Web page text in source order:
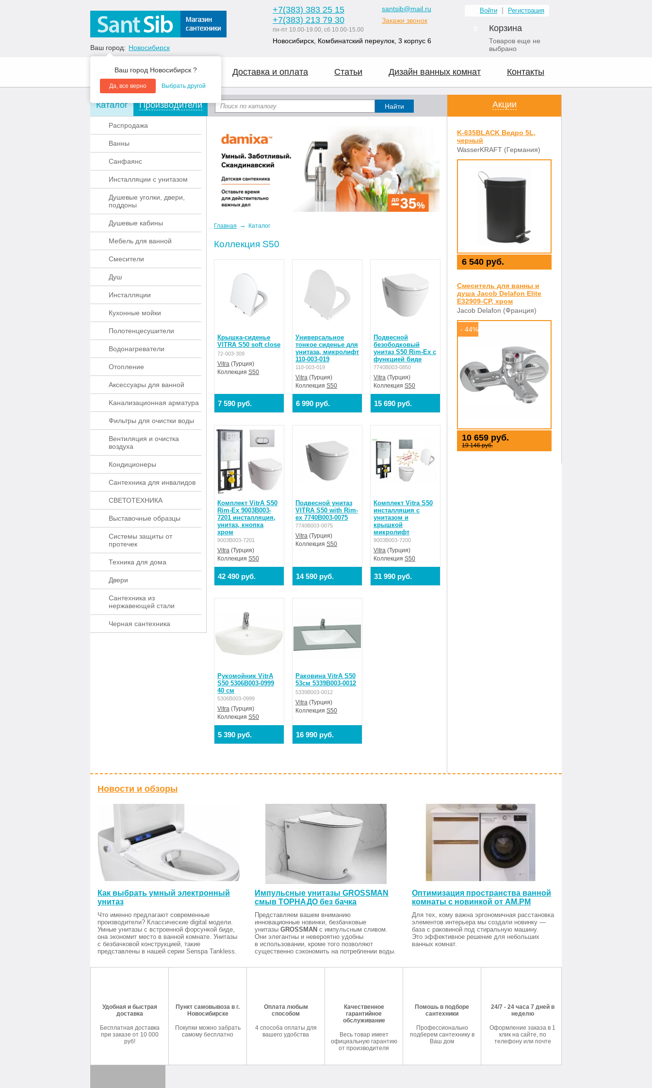
Ваш город: Новосибирск
Ваш город Новосибирск ?
Да, все верно Выбрать другой
+7(383) 383 25 15
+7(383) 213 79 30
пн-пт 10.00-19.00, сб 10.00-15.00
santsib@mail.ru
Закажи звонок
Новосибирск, Комбинатский переулок, 3 корпус 6
Войти Регистрация
Корзина
Товаров еще не
выбрано
О компании Акции Доставка и оплата Статьи Дизайн ванных комнат Контакты
Каталог Производители
Распродажа
Ванны
Санфаянс
Инсталляции с унитазом
Душевые уголки, двери,
поддоны
Душевые кабины
Мебель для ванной
Смесители
Душ
Инсталляции
Кухонные мойки
Полотенцесушители
Водонагреватели
Отопление
Аксессуары для ванной
Kaнaлизaционнaя apматypa
Фильтры для очистки воды
Вентиляция и очистка
воздуха
Кондиционеры
Сантехника для инвалидов
СВЕТОТЕХНИКА
Выставочные образцы
Системы защиты от
протечек
Техника для дома
Двери
Сантехника из
нержавеющей стали
Черная сантехника
Главная → Каталог
Коллекция S50
Крышка-сиденье
VITRA S50 soft close
72-003-309
Vitra (Турция)
Коллекция S50
7 590 руб.
Универсальное
тонкое сиденье для
унитаза, микролифт
110-003-019
110-003-019
Vitra (Турция)
Коллекция S50
6 990 руб.
Подвесной
безободковый
унитаз S50 Rim-Ex с
функцией биде
7740B003-0850
Vitra (Турция)
Коллекция S50
15 690 руб.
Комплект VitrA S50
Rim-Ex 9003B003-
7201 инсталляция,
унитаз, кнопка
хром
9003B003-7201
Vitra (Турция)
Коллекция S50
42 490 руб.
Подвесной унитаз
VITRA S50 with Rim-
ex 7740B003-0075
7740B003-0075
Vitra (Турция)
Коллекция S50
14 590 руб.
Комплект Vitra S50
инсталляция с
унитазом и
крышкой
микролифт
9003B003-7200
Vitra (Турция)
Коллекция S50
31 990 руб.
Рукомойник VitrA
S50 5306B003-0999
40 см
5306B003-0999
Vitra (Турция)
Коллекция S50
5 390 руб.
Раковина VitrA S50
53см 5339B003-0012
5339B003-0012
Vitra (Турция)
Коллекция S50
16 990 руб.
Акции
K-635BLACK Ведро 5L,
черный
WasserKRAFT (Германия)
6 540 руб.
Смеситель для ванны и
душа Jacob Delafon Elite
E32909-CP, хром
Jacob Delafon (Франция)
- 44%
10 659 руб.
19 146 руб.
Новости и обзоры
Как выбрать умный электронный
унитаз
Что именно предлагают современные
производители? Классические digital модели.
Умные унитазы с встроенной форсункой биде,
она экономит место в ванной комнате. Унитазы
с безбачковой конструкцией, такие
представлены в нашей серии Senspa Tankless.
Импульсные унитазы GROSSMAN
смыв ТОРНАДО без бачка
Представляем вашем вниманию
инновационные новинки, безбачковые
унитазы GROSSMAN с импульсным сливом.
Они элегантны и невероятно удобны
в использовании, кроме того позволяют
существенно сэкономить на потреблении воды.
Оптимизация пространства ванной
комнаты с новинкой от AM.PM
Для тех, кому важна эргономичная расстановка
элементов интерьера мы создали новинку —
база с раковиной под стиральную машину.
Это эффективное решение для небольших
ванных комнат.
Удобная и быстрая
доставка
Бесплатная доставка
при заказе от 10 000
руб!
Пункт самовывоза в г.
Новосибирске
Покупки можно забрать
самому бесплатно
Оплата любым
способом
4 способа оплаты для
вашего удобства
Качественное
гарантийное
обслуживание
Весь товар имеет
официальную гарантию
от производителя
Помошь в подборе
сантехники
Профессионально
подберем сантехнику в
Ваш дом
24/7 - 24 часа 7 дней в
неделю
Оформление заказа в 1
клик на сайте, по
телефону или почте